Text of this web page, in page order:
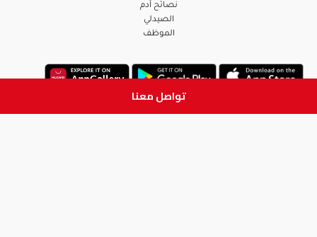
تواصل معنا
نصائح آدم
الصيدلي
الموظف